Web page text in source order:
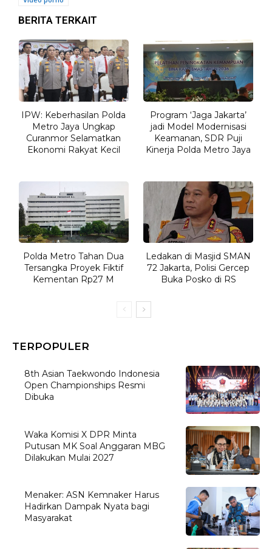
BERITA TERKAIT
IPW: Keberhasilan Polda
Metro Jaya Ungkap
Curanmor Selamatkan
Ekonomi Rakyat Kecil
Program ‘Jaga Jakarta’
jadi Model Modernisasi
Keamanan, SDR Puji
Kinerja Polda Metro Jaya
Polda Metro Tahan Dua
Tersangka Proyek Fiktif
Kementan Rp27 M
Ledakan di Masjid SMAN
72 Jakarta, Polisi Gercep
Buka Posko di RS
TERPOPULER
8th Asian Taekwondo Indonesia
Open Championships Resmi
Dibuka
Waka Komisi X DPR Minta
Putusan MK Soal Anggaran MBG
Dilakukan Mulai 2027
Menaker: ASN Kemnaker Harus
Hadirkan Dampak Nyata bagi
Masyarakat